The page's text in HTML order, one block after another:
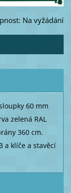
Na vyžádání
60 mm
zelená RAL
360 cm.
a klíče a stavěcí